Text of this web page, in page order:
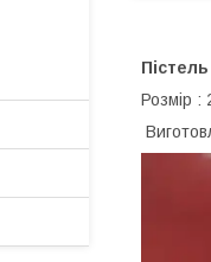
Розмір :